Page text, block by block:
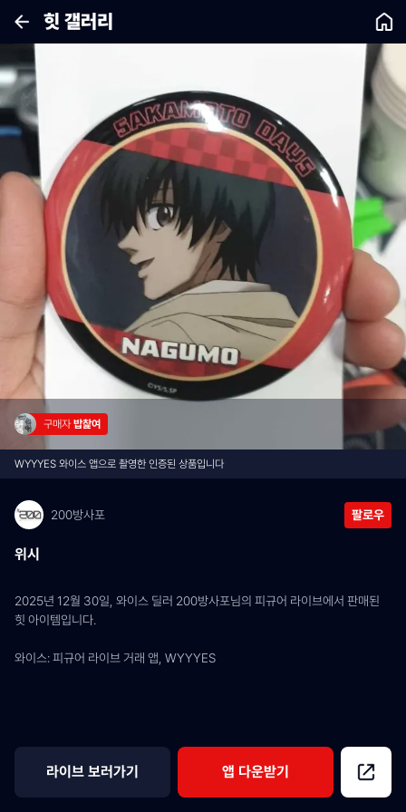
힛 갤러리
구매자 밥찵여
WYYYES 와이스 앱으로 촬영한 인증된 상품입니다
200방사포 팔로우
위시
2025년 12월 30일, 와이스 딜러 200방사포님의 피규어 라이브에서 판매된
힛 아이템입니다.
와이스: 피규어 라이브 거래 앱, WYYYES
라이브 보러가기 앱 다운받기